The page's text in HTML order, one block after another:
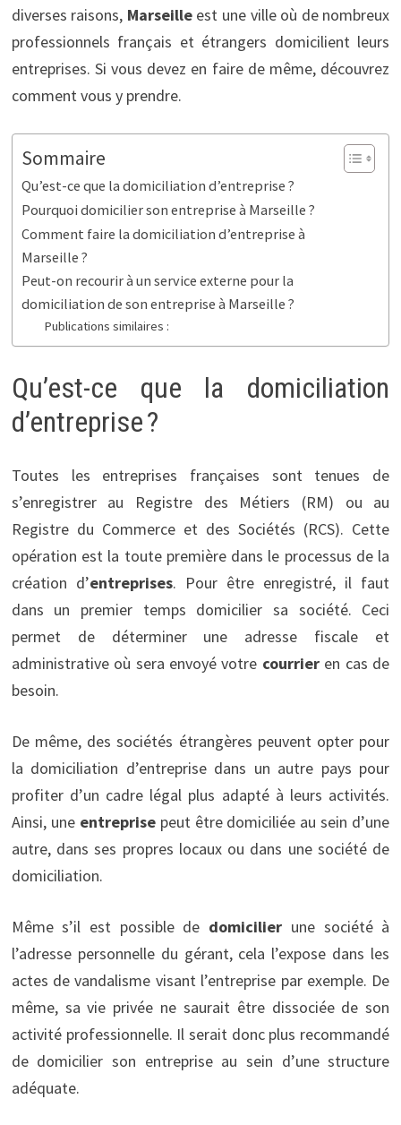
diverses raisons, Marseilleest une ville où de nombreux
professionnels français et étrangers domicilient leurs
entreprises. Si vous devez en faire de même, découvrez
comment vous y prendre.
Sommaire
Qu’est-ce que la domiciliation d’entreprise ?
Pourquoi domicilier son entreprise à Marseille ?
Comment faire la domiciliation d’entreprise à
Marseille ?
Peut-on recourir à un service externe pour la
domiciliation de son entreprise à Marseille ?
Publications similaires :
Qu’est-ce que la domiciliation
d’entreprise ?
Toutes les entreprises françaises sont tenues de
s’enregistrer au Registre des Métiers (RM) ou au
Registre du Commerce et des Sociétés (RCS). Cette
opération est la toute première dans le processus de la
création d’entreprises. Pour être enregistré, il faut
dans un premier temps domicilier sa société. Ceci
permet de déterminer une adresse fiscale et
administrative où sera envoyé votre courrieren cas de
besoin.
De même, des sociétés étrangères peuvent opter pour
la domiciliation d’entreprise dans un autre pays pour
profiter d’un cadre légal plus adapté à leurs activités.
Ainsi, une entreprisepeut être domiciliée au sein d’une
autre, dans ses propres locaux ou dans une société de
domiciliation.
Même s’il est possible de domicilier une société à
l’adresse personnelle du gérant, cela l’expose dans les
actes de vandalisme visant l’entreprise par exemple. De
même, sa vie privée ne saurait être dissociée de son
activité professionnelle. Il serait donc plus recommandé
de domicilier son entreprise au sein d’une structure
adéquate.